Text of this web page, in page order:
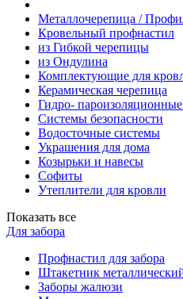
Металлочерепица /
Кровельный профнастил
из Гибкой черепицы
из Ондулина
Комплектующие для
Керамическая черепица
Гидро-
Системы безопасности
Водосточные системы
Украшения для дома
Козырьки и навесы
Софиты
Утеплители для кровли
Показать все
Для забора
Профнастил для забора
Штакетник
Заборы жалюзи